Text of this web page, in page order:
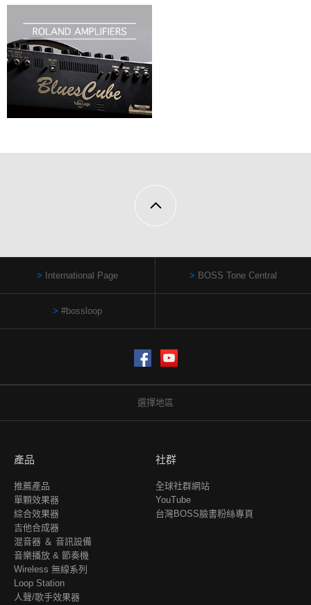
International Page BOSS Tone Central
#bossloop
Facebook
選擇地區
產品
推薦產品
單顆效果器
綜合效果器
吉他合成器
混音器 ＆ 音訊設備
音樂播放 & 節奏機
Wireless 無線系列
Loop Station
人聲/歌手效果器
社群
全球社群網站
YouTube
台灣BOSS臉書粉絲專頁